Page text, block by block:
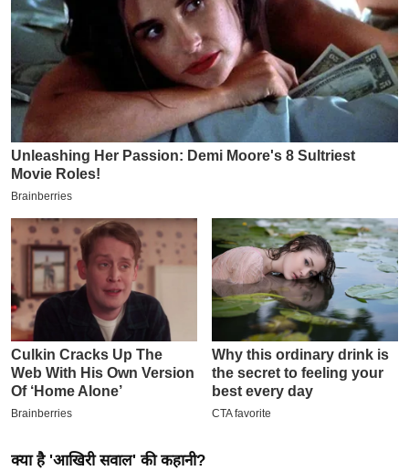
P
L
2
0
2
6
क्रा
इ
प
र
मि
सा
ल
बे
क्या है 'आखिरी सवाल' की कहानी?